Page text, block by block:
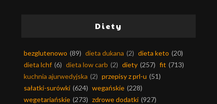
Diety
bezglutenowo (89) dieta dukana (2) dieta keto (20)
dieta lchf (6) dieta low carb (2) diety (257) fit (713)
kuchnia ajurwedyjska (2) przepisy z prl-u (51)
sałatki-surówki (624) wegańskie (228)
wegetariańskie (273) zdrowe dodatki (927)